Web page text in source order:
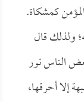
المؤمن كمشكاة.
ولذلك قال
الناس نور
إلا أحرقها،